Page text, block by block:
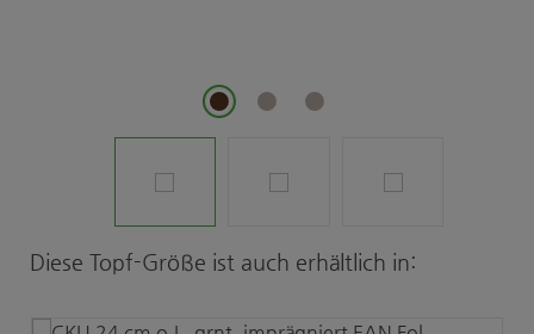
Produktgalerie überspringen
Diese Topf-Größe ist auch erhältlich in: